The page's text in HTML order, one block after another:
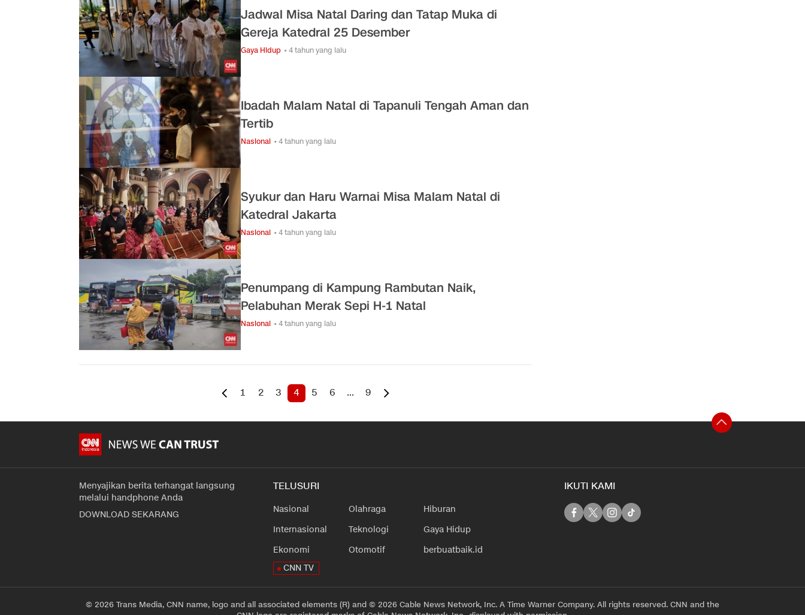
Jadwal Misa Natal Daring dan Tatap Muka di
Gereja Katedral 25 Desember
Gaya Hidup • 4 tahun yang lalu
Ibadah Malam Natal di Tapanuli Tengah Aman dan
Tertib
Nasional • 4 tahun yang lalu
Syukur dan Haru Warnai Misa Malam Natal di
Katedral Jakarta
Nasional • 4 tahun yang lalu
Penumpang di Kampung Rambutan Naik,
Pelabuhan Merak Sepi H-1 Natal
Nasional • 4 tahun yang lalu
1 2 3 4 5 6 ... 9
Menyajikan berita terhangat langsung
melalui handphone Anda
DOWNLOAD SEKARANG
TELUSURI
Nasional
Internasional
Ekonomi
Olahraga
Teknologi
Otomotif
Hiburan
Gaya Hidup
berbuatbaik.id
CNN TV
IKUTI KAMI
© 2026 Trans Media, CNN name, logo and all associated elements (R) and © 2026 Cable News Network, Inc. A Time Warner Company. All rights reserved. CNN and the